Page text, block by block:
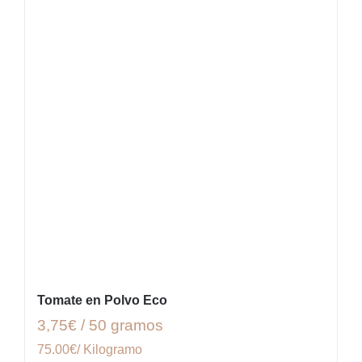
Tomate en Polvo Eco
3,75€ / 50 gramos
75.00€/ Kilogramo